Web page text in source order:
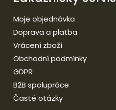
Moje objednávka
Doprava a platba
Vrácení zboží
Obchodní podmínky
GDPR
B2B spolupráce
Časté otázky